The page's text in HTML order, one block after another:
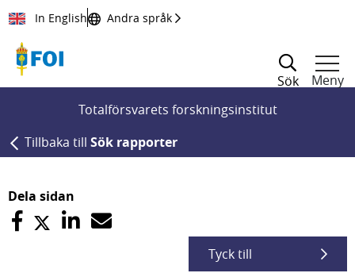
Till innehållet
In English Andra språk
Sök
Meny
Totalförsvarets forskningsinstitut
Tillbaka till Sök rapporter
Dela sidan
Tyck till